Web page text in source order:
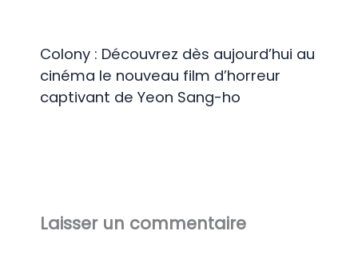
Colony : Découvrez dès aujourd’hui au
cinéma le nouveau film d’horreur
captivant de Yeon Sang-ho
Laisser un commentaire